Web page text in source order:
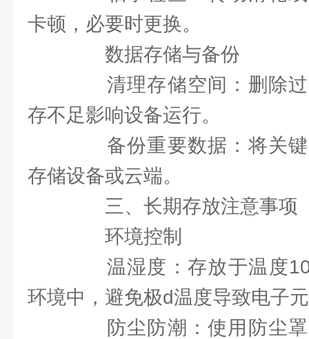
卡顿，必要时更换。
数据存储与备份
清理存储空间：删除过
存不足影响设备运行。
备份重要数据：将关键
存储设备或云端。
三、长期存放注意事项
环境控制
温湿度：存放于温度
环境中，避免极d温度导致电子
防尘防潮：使用防尘罩